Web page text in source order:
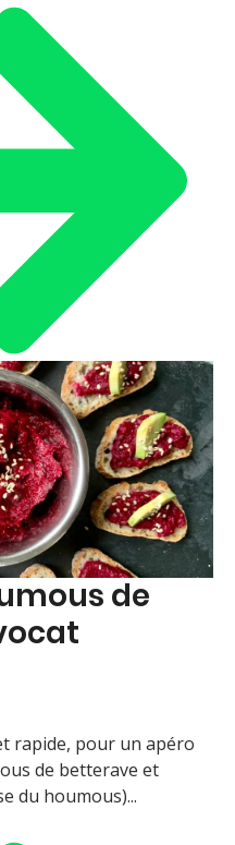
de
rapide, pour un apéro
de betterave et
du houmous)...